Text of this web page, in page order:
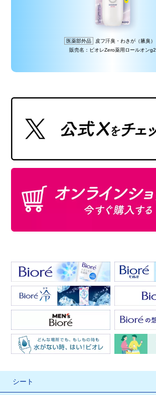
医薬部外品
皮フ汗臭・わきが（腋臭
販売名：ビオレZero薬用ロールオンg2
シート